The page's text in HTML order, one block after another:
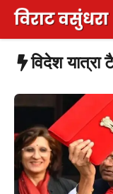
Skip
content
विदेश